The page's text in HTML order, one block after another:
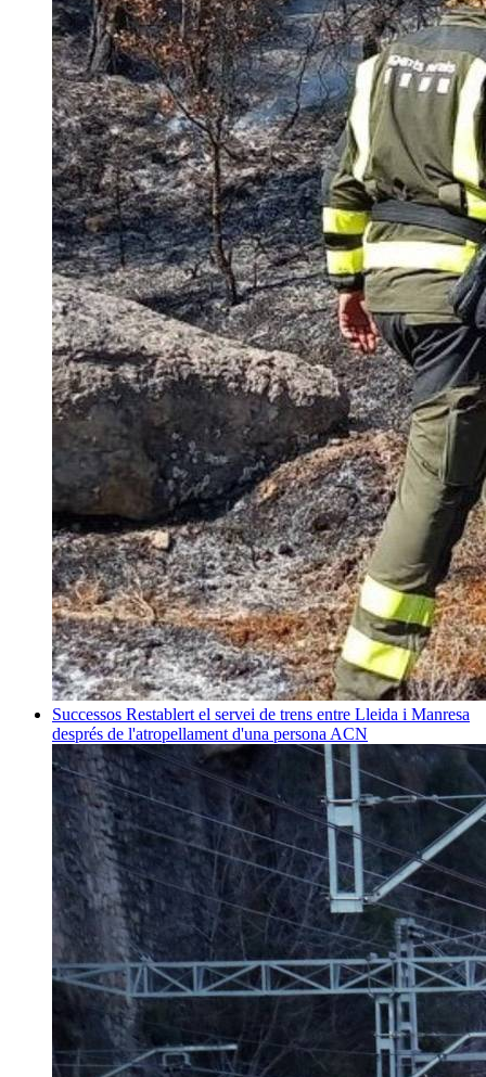
Successos Restablert el servei de trens entre Lleida i Manresa
després de l'atropellament d'una persona ACN